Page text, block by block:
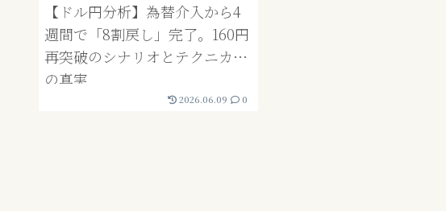
【ドル円分析】為替介入から4
週間で「8割戻し」完了。160円
再突破のシナリオとテクニカル
の真実
2026.06.09 0